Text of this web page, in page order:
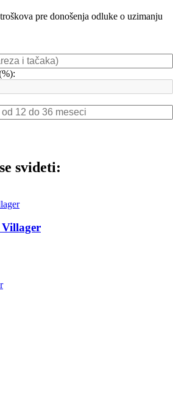
pre donošenja odluke o uzimanju
svideti: